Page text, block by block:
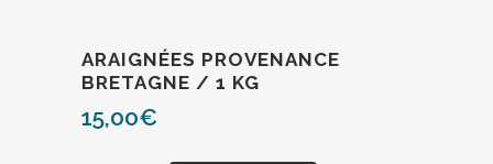
ARAIGNÉES PROVENANCE
BRETAGNE / 1 KG
15,00€